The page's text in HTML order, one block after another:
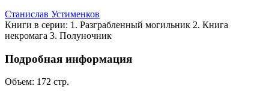
Станислав Устименков
Книги в серии: 1. Разграбленный могильник 2. Книга
некромага 3. Полуночник
Подробная информация
Объем: 172 стр.